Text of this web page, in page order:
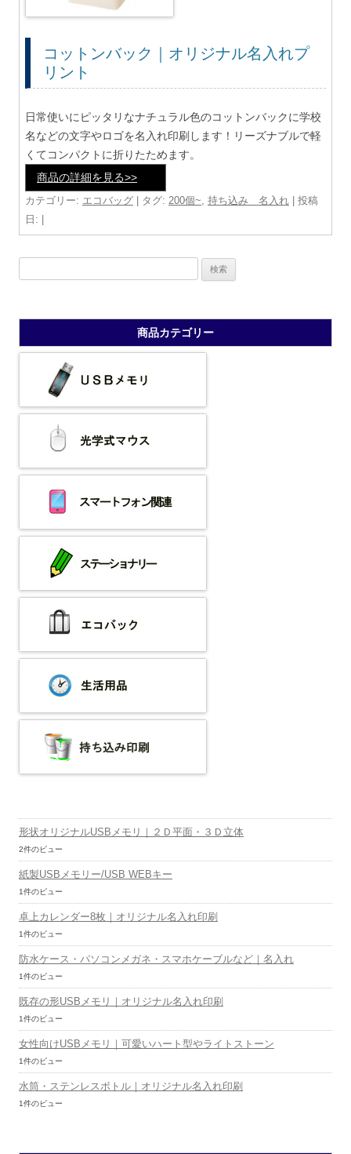
コットンバック｜オリジナル名入れプ
リント
日常使いにピッタリなナチュラル色のコットンバックに学校
名などの文字やロゴを名入れ印刷します！リーズナブルで軽
くてコンパクトに折りたためます。
商品の詳細を見る>>
カテゴリー: エコバッグ | タグ: 200個~ 持ち込み 名入れ | 投稿
日: |
索:
商品カテゴリー
形状オリジナルUSBメモリ｜２Ｄ平面・３Ｄ立体
2件のビュー
紙製USBメモリー/USB WEBキー
1件のビュー
卓上カレンダー8枚｜オリジナル名入れ印刷
1件のビュー
防水ケース・パソコンメガネ・スマホケーブルなど｜名入れ
1件のビュー
既存の形USBメモリ｜オリジナル名入れ印刷
1件のビュー
女性向けUSBメモリ｜可愛いハート型やライトストーン
1件のビュー
水筒・ステンレスボトル｜オリジナル名入れ印刷
1件のビュー